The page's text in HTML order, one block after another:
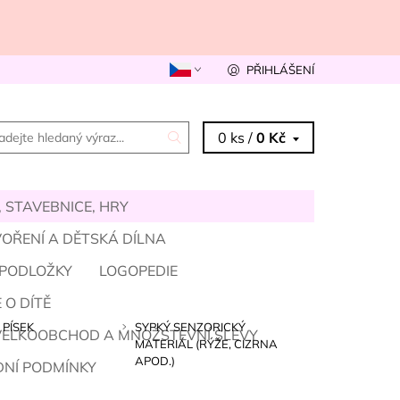
PŘIHLÁŠENÍ
0 ks /0 Kč
STAVEBNICE, HRY
A DĚTSKÁ DÍLNA
LOGOPEDIE
O DÍTĚ
A MNOŽSTEVNÍ SLEVY
PODMÍNKY
SYPKÝ SENZORICKÝ
MATERIÁL (RÝŽE, CIZRNA
APOD.)